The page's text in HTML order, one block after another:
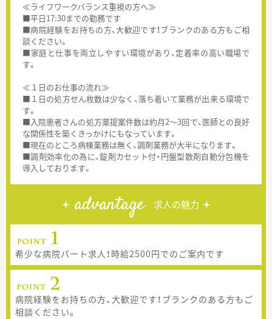
≪ライフワークバランス重視の方へ≫
■平日17:30までの勤務です
■病院経験をお持ちの方、大歓迎です！ブランクのある方もご相
談ください。
■家庭と仕事を両立しやすい環境があり、定着率の高い職場で
す。
≪１日のお仕事の流れ≫
■１日の処方せん枚数は少なく、落ち着いて業務が出来る環境で
す。
■入院患者さんの処方薬提案件数は約月2～3回で、医師との良好
な関係性を築くきっかけにもなっています。
■現在のところ病棟業務は無く、調剤業務が大半になります。
■調剤効率化の為に、錠剤カセット付・円盤型散剤自動分包機を
導入しております。
advantage 求人の魅力
希少な病院パート求人！時給2500円でのご案内です
病院経験をお持ちの方、大歓迎です！ブランクのある方もご
相談ください。